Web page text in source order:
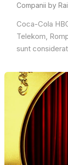
Companii by
Coca-Cola
Telekom,
sunt